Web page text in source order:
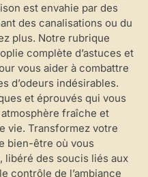
est envahie par des
des canalisations ou du
plus. Notre rubrique
complète d’astuces et
vous aider à combattre
d’odeurs indésirables.
et éprouvés qui vous
fraîche et
vie. Transformez votre
bien-être où vous
libéré des soucis liés aux
contrôle de l’ambiance